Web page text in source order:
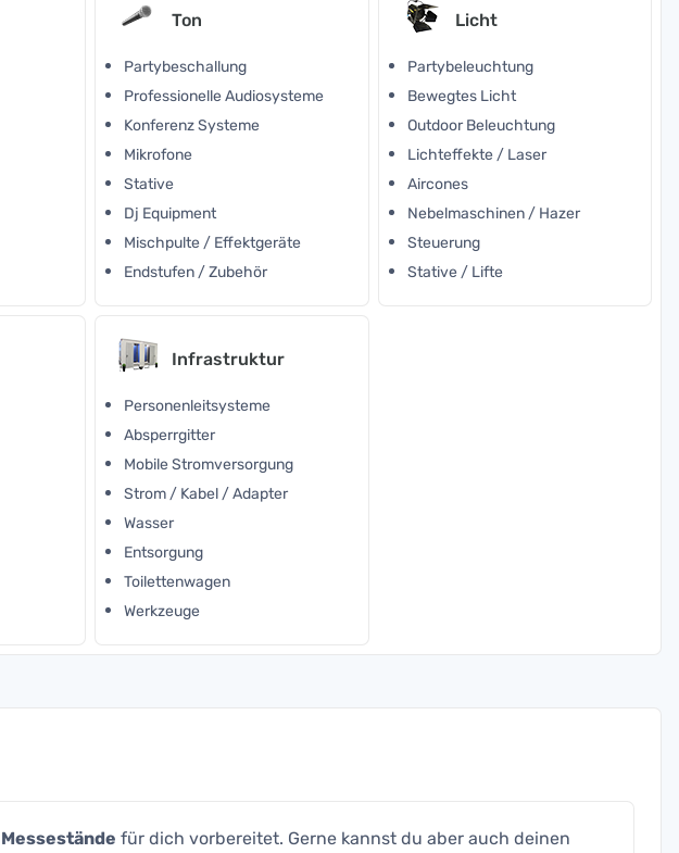
Ton
Partybeschallung
Professionelle Audiosysteme
Konferenz Systeme
Mikrofone
Stative
Dj Equipment
Mischpulte / Effektgeräte
Endstufen / Zubehör
Licht
Partybeleuchtung
Bewegtes Licht
Outdoor Beleuchtung
Lichteffekte / Laser
Aircones
Nebelmaschinen / Hazer
Steuerung
Stative / Lifte
Infrastruktur
Personenleitsysteme
Absperrgitter
Mobile Stromversorgung
Strom / Kabel / Adapter
Wasser
Entsorgung
Toilettenwagen
Werkzeuge
Messestände für dich vorbereitet. Gerne kannst du aber auch deinen